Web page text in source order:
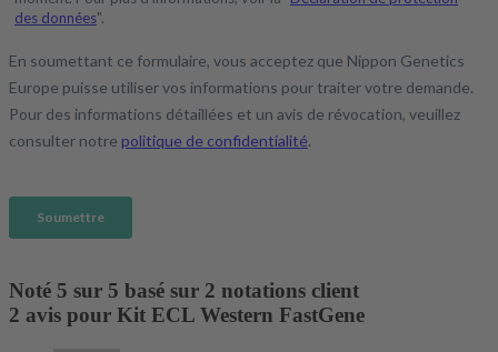
Noté 5 sur 5 basé sur 2 notations client
2 avis pour Kit ECL Western FastGene